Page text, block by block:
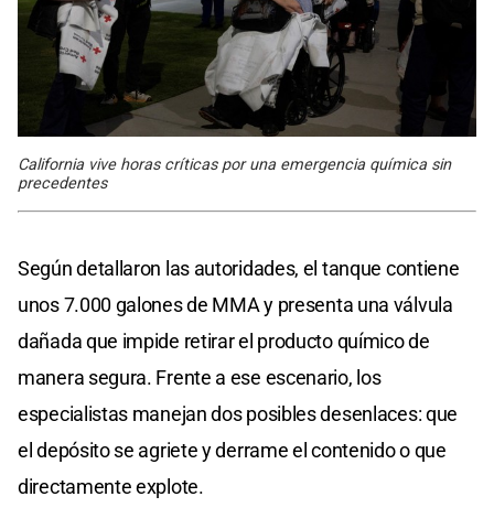
California vive horas críticas por una emergencia química sin
precedentes
Según detallaron las autoridades, el tanque contiene
unos 7.000 galones de MMA y presenta una válvula
dañada que impide retirar el producto químico de
manera segura. Frente a ese escenario, los
especialistas manejan dos posibles desenlaces: que
el depósito se agriete y derrame el contenido o que
directamente explote.